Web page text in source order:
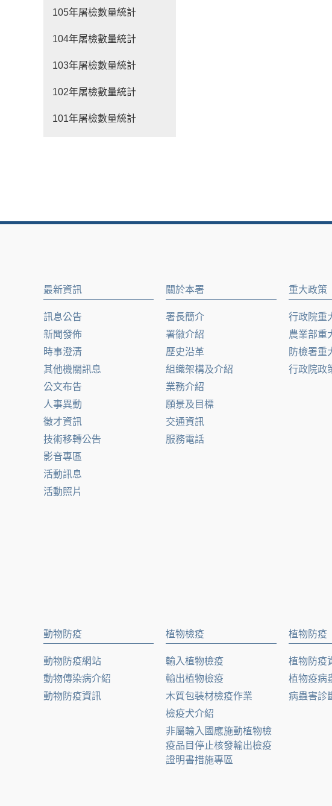
105年屠檢數量統計
104年屠檢數量統計
103年屠檢數量統計
102年屠檢數量統計
101年屠檢數量統計
最新資訊
訊息公告
新聞發佈
時事澄清
其他機關訊息
公文布告
人事異動
徵才資訊
技術移轉公告
影音專區
活動訊息
活動照片
關於本署
署長簡介
署徽介紹
歷史沿革
組織架構及介紹
業務介紹
願景及目標
交通資訊
服務電話
重大政策
行政院重
農業部重
防檢署重
行政院政
動物防疫
動物防疫網站
動物傳染病介紹
動物防疫資訊
植物檢疫
輸入植物檢疫
輸出植物檢疫
木質包裝材檢疫作業
檢疫犬介紹
非屬輸入國應施動植物檢
疫品目停止核發輸出檢疫
證明書措施專區
植物防疫
植物防疫
植物疫病
病蟲害診